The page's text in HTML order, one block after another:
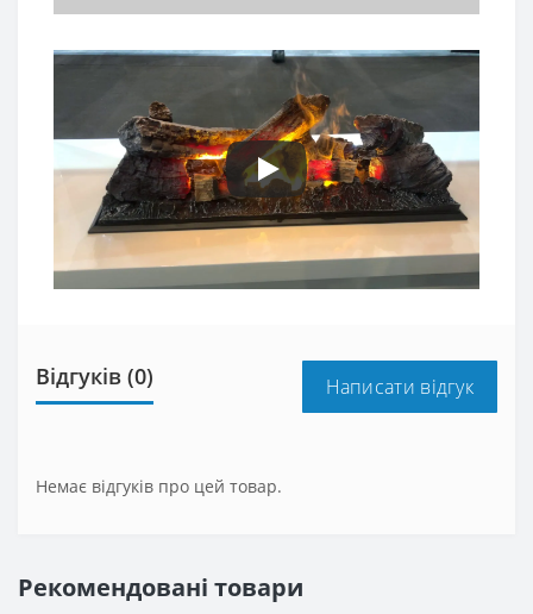
Відгуків (0) Написати відгук
Немає відгуків про цей товар.
Рекомендовані товари